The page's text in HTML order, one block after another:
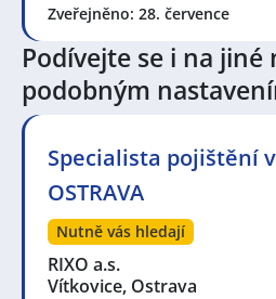
Zveřejněno: 28. července
Podívejte se i na jiné
podobným
Specialista pojištění
OSTRAVA
Nutně vás hledají
RIXO a.s.
Vítkovice, Ostrava